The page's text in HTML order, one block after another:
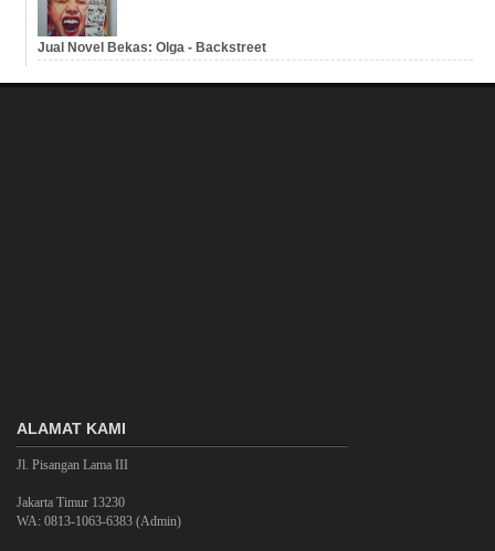
Jual Novel Bekas: Olga - Backstreet
ALAMAT KAMI
Jl. Pisangan Lama III
Jakarta Timur 13230
WA: 0813-1063-6383 (Admin)